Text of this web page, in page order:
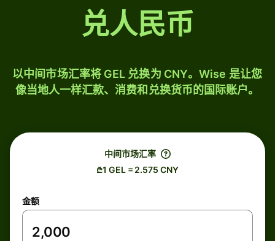
兑人民币
以中间市场汇率将 GEL 兑换为 CNY。Wise 是让您
像当地人一样汇款、消费和兑换货币的国际账户。
中间市场汇率
₾1 GEL = 2.575 CNY
金额